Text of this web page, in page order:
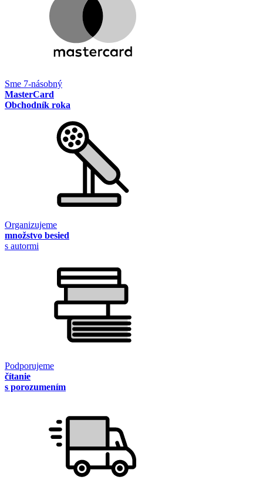
Sme 7-násobný
MasterCard
Obchodník roka
Organizujeme
množstvo besied
s autormi
Podporujeme
čítanie
s porozumením